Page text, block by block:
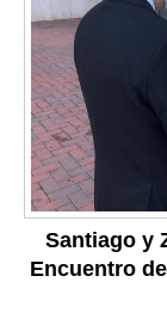
Santiago y
Encuentro